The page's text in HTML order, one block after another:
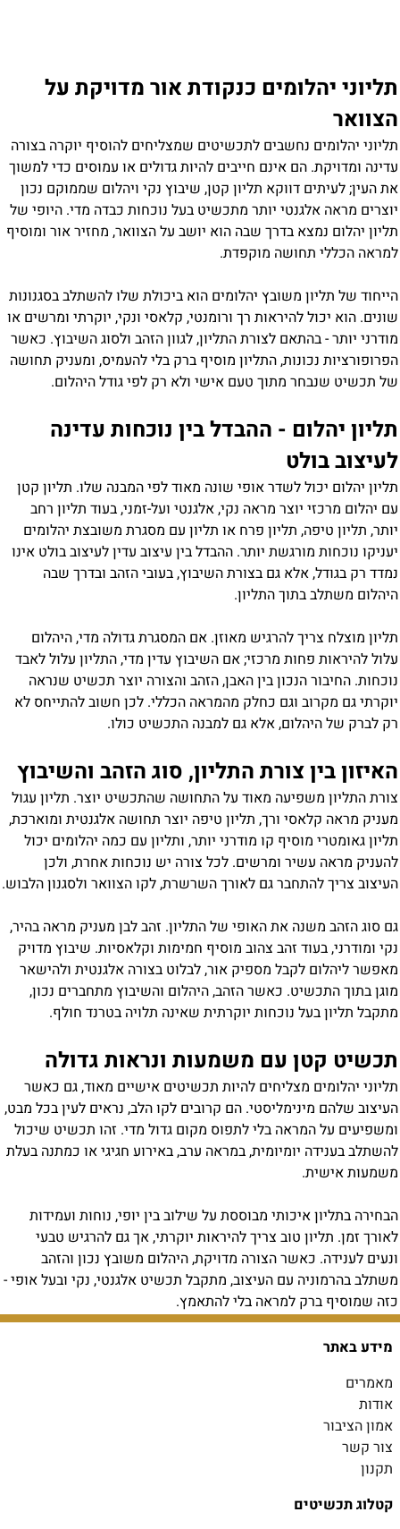
תליוני יהלומים כנקודת אור מדויקת על
הצוואר
תליוני יהלומים נחשבים לתכשיטים שמצליחים להוסיף יוקרה בצורה
עדינה ומדויקת. הם אינם חייבים להיות גדולים או עמוסים כדי למשוך
את העין; לעיתים דווקא תליון קטן, שיבוץ נקי ויהלום שממוקם נכון
יוצרים מראה אלגנטי יותר מתכשיט בעל נוכחות כבדה מדי. היופי של
תליון יהלום נמצא בדרך שבה הוא יושב על הצוואר, מחזיר אור ומוסיף
למראה הכללי תחושה מוקפדת.
הייחוד של תליון משובץ יהלומים הוא ביכולת שלו להשתלב בסגנונות
שונים. הוא יכול להיראות רך ורומנטי, קלאסי ונקי, יוקרתי ומרשים או
מודרני יותר - בהתאם לצורת התליון, לגוון הזהב ולסוג השיבוץ. כאשר
הפרופורציות נכונות, התליון מוסיף ברק בלי להעמיס, ומעניק תחושה
של תכשיט שנבחר מתוך טעם אישי ולא רק לפי גודל היהלום.
תליון יהלום - ההבדל בין נוכחות עדינה
לעיצוב בולט
תליון יהלום יכול לשדר אופי שונה מאוד לפי המבנה שלו. תליון קטן
עם יהלום מרכזי יוצר מראה נקי, אלגנטי ועל-זמני, בעוד תליון רחב
יותר, תליון טיפה, תליון פרח או תליון עם מסגרת משובצת יהלומים
יעניקו נוכחות מורגשת יותר. ההבדל בין עיצוב עדין לעיצוב בולט אינו
נמדד רק בגודל, אלא גם בצורת השיבוץ, בעובי הזהב ובדרך שבה
היהלום משתלב בתוך התליון.
תליון מוצלח צריך להרגיש מאוזן. אם המסגרת גדולה מדי, היהלום
עלול להיראות פחות מרכזי; אם השיבוץ עדין מדי, התליון עלול לאבד
נוכחות. החיבור הנכון בין האבן, הזהב והצורה יוצר תכשיט שנראה
יוקרתי גם מקרוב וגם כחלק מהמראה הכללי. לכן חשוב להתייחס לא
רק לברק של היהלום, אלא גם למבנה התכשיט כולו.
האיזון בין צורת התליון, סוג הזהב והשיבוץ
צורת התליון משפיעה מאוד על התחושה שהתכשיט יוצר. תליון עגול
מעניק מראה קלאסי ורך, תליון טיפה יוצר תחושה אלגנטית ומוארכת,
תליון גאומטרי מוסיף קו מודרני יותר, ותליון עם כמה יהלומים יכול
להעניק מראה עשיר ומרשים. לכל צורה יש נוכחות אחרת, ולכן
העיצוב צריך להתחבר גם לאורך השרשרת, לקו הצוואר ולסגנון הלבוש.
גם סוג הזהב משנה את האופי של התליון. זהב לבן מעניק מראה בהיר,
נקי ומודרני, בעוד זהב צהוב מוסיף חמימות וקלאסיות. שיבוץ מדויק
מאפשר ליהלום לקבל מספיק אור, לבלוט בצורה אלגנטית ולהישאר
מוגן בתוך התכשיט. כאשר הזהב, היהלום והשיבוץ מתחברים נכון,
מתקבל תליון בעל נוכחות יוקרתית שאינה תלויה בטרנד חולף.
תכשיט קטן עם משמעות ונראות גדולה
תליוני יהלומים מצליחים להיות תכשיטים אישיים מאוד, גם כאשר
העיצוב שלהם מינימליסטי. הם קרובים לקו הלב, נראים לעין בכל מבט,
ומשפיעים על המראה בלי לתפוס מקום גדול מדי. זהו תכשיט שיכול
להשתלב בענידה יומיומית, במראה ערב, באירוע חגיגי או כמתנה בעלת
משמעות אישית.
הבחירה בתליון איכותי מבוססת על שילוב בין יופי, נוחות ועמידות
לאורך זמן. תליון טוב צריך להיראות יוקרתי, אך גם להרגיש טבעי
ונעים לענידה. כאשר הצורה מדויקת, היהלום משובץ נכון והזהב
משתלב בהרמוניה עם העיצוב, מתקבל תכשיט אלגנטי, נקי ובעל אופי -
כזה שמוסיף ברק למראה בלי להתאמץ.
מידע באתר
מאמרים
אודות
אמון הציבור
צור קשר
תקנון
קטלוג תכשיטים